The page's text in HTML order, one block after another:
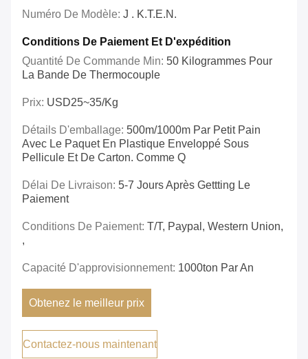
Numéro De Modèle: J . K.T.E.N.
Conditions De Paiement Et D'expédition
Quantité De Commande Min: 50 Kilogrammes Pour
La Bande De Thermocouple
Prix: USD25~35/kg
Détails D'emballage: 500m/1000m Par Petit Pain
Avec Le Paquet En Plastique Enveloppé Sous
Pellicule Et De Carton. Comme Q
Délai De Livraison: 5-7 Jours Après Gettting Le
Paiement
Conditions De Paiement: T/T, Paypal, Western Union,
,
Capacité D'approvisionnement: 1000ton Par An
Obtenez le meilleur prix
Contactez-nous maintenant